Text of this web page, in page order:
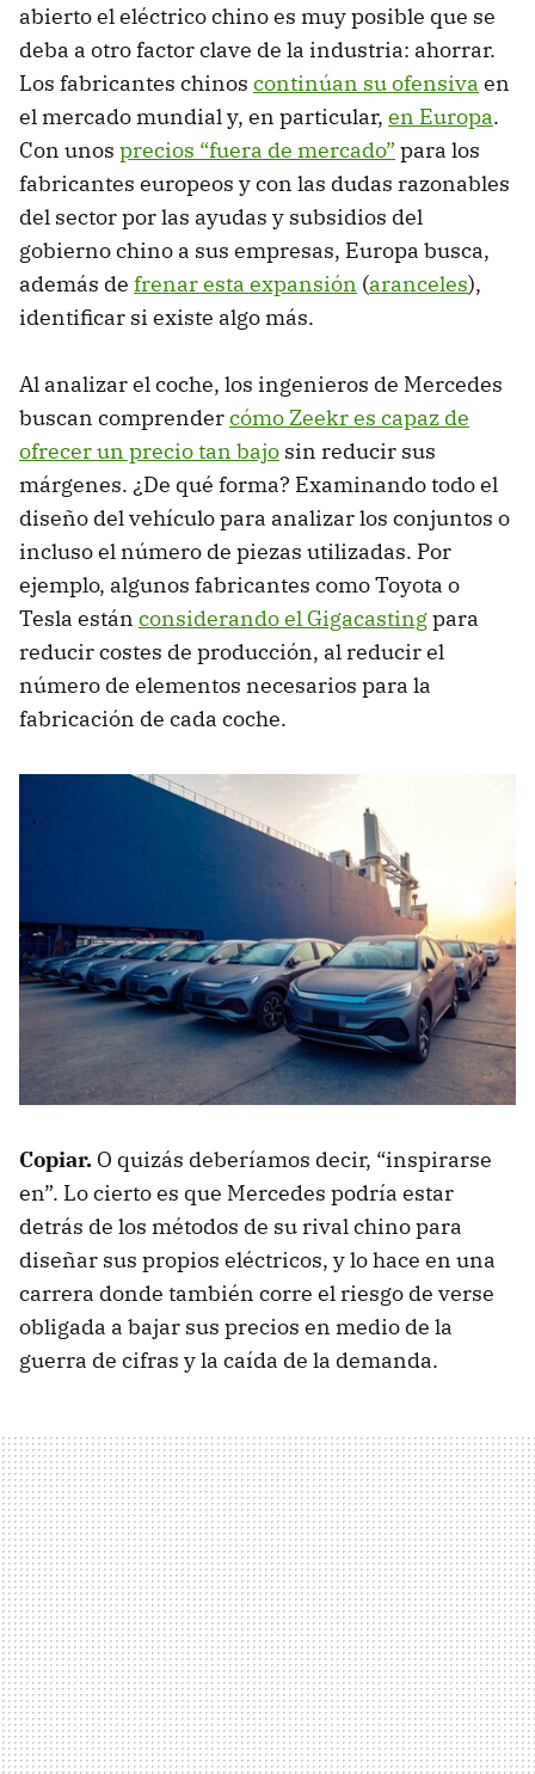
abierto el eléctrico chino es muy posible que se
deba a otro factor clave de la industria: ahorrar.
Los fabricantes chinos continúan su ofensiva en
el mercado mundial y, en particular, en Europa.
Con unos precios “fuera de mercado” para los
fabricantes europeos y con las dudas razonables
del sector por las ayudas y subsidios del
gobierno chino a sus empresas, Europa busca,
además de frenar esta expansión (aranceles),
identificar si existe algo más.
Al analizar el coche, los ingenieros de Mercedes
buscan comprendercómo Zeekr es capaz de
ofrecer un precio tan bajo sin reducir sus
márgenes. ¿De qué forma? Examinando todo el
diseño del vehículo para analizar los conjuntos o
incluso el número de piezas utilizadas. Por
ejemplo, algunos fabricantes como Toyota o
Tesla están considerando el Gigacastingpara
reducir costes de producción, al reducir el
número de elementos necesarios para la
fabricación de cada coche.
Copiar. O quizás deberíamos decir, “inspirarse
en”. Lo cierto es que Mercedes podría estar
detrás de los métodos de su rival chino para
diseñar sus propios eléctricos, y lo hace en una
carrera donde también corre el riesgo de verse
obligada a bajar sus precios en medio de la
guerra de cifras y la caída de la demanda.